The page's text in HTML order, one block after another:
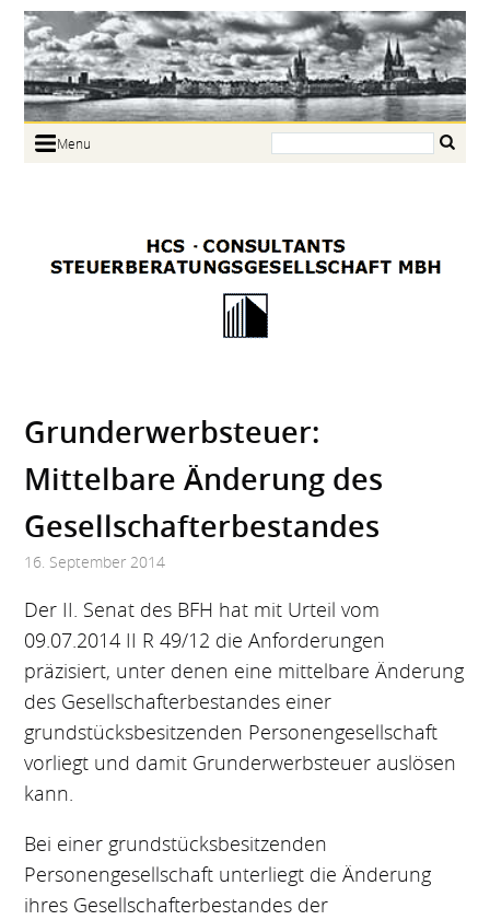
Menu
Links
Grunderwerbsteuer:
Mittelbare Änderung des
Gesellschafterbestandes
16. September 2014
Der II. Senat des BFH hat mit Urteil vom
09.07.2014 II R 49/12 die Anforderungen
präzisiert, unter denen eine mittelbare Änderung
des Gesellschafterbestandes einer
grundstücksbesitzenden Personengesellschaft
vorliegt und damit Grunderwerbsteuer auslösen
kann.
Bei einer grundstücksbesitzenden
Personengesellschaft unterliegt die Änderung
ihres Gesellschafterbestandes der